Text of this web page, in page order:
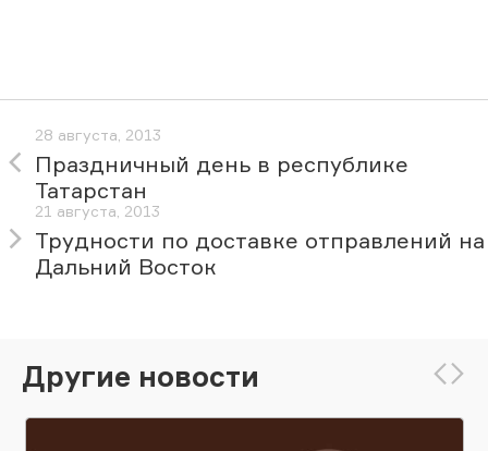
28 августа, 2013
Праздничный день в республике
Татарстан
21 августа, 2013
Трудности по доставке отправлений на
Дальний Восток
Другие новости